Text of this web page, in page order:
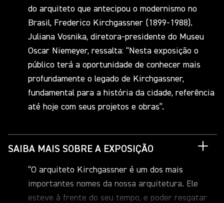
do arquiteto que antecipou o modernismo no
Brasil, Frederico Kirchgassner (1899-1988).
Juliana Vosnika, diretora-presidente do Museu
Oscar Niemeyer, ressalta: “Nesta exposição o
público terá a oportunidade de conhecer mais
profundamente o legado de Kirchgassner,
fundamental para a história da cidade, referência
até hoje com seus projetos e obras”.
SAIBA MAIS SOBRE A EXPOSIÇÃO
“O arquiteto Kirchgassner é um dos mais
importantes nomes da nossa arquitetura. Ele
esteve à frente do seu tempo, e poder resgatar